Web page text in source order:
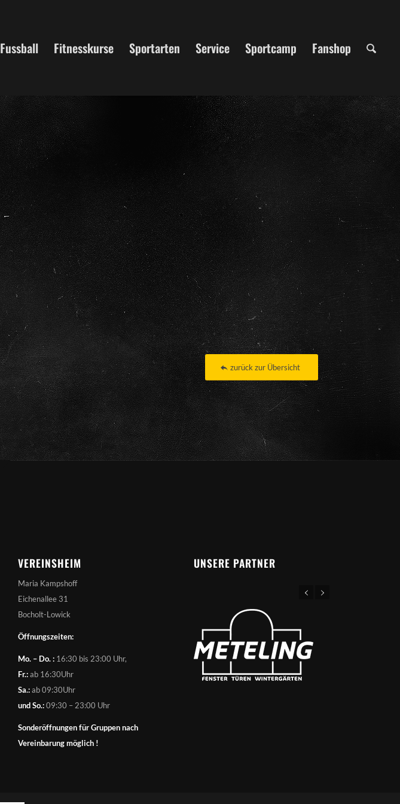
Fussball Fitnesskurse Sportarten Service Sportcamp Fanshop
zurück zur Übersicht
VEREINSHEIM
Maria Kampshoff
Eichenallee 31
Bocholt-Lowick
Öffnungszeiten:
Mo. – Do. : 16:30 bis 23:00 Uhr,
Fr.:ab 16:30Uhr
Sa.:ab 09:30Uhr
und So.:09:30 – 23:00 Uhr
Sonderöffnungen für Gruppen nach
Vereinbarung möglich !
UNSERE PARTNER